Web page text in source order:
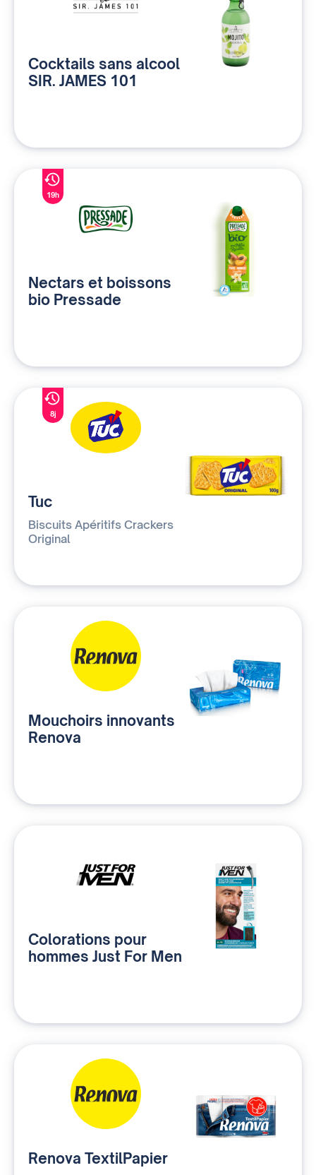
Cocktails sans alcool
SIR. JAMES 101
19h
Nectars et boissons
bio Pressade
8j
Tuc
Biscuits Apéritifs Crackers
Original
Mouchoirs innovants
Renova
Colorations pour
hommes Just For Men
Renova TextilPapier